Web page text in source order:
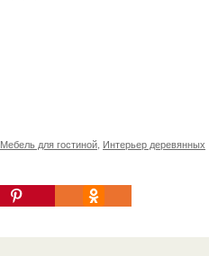
Мебель для гостиной, Интерьер деревянных